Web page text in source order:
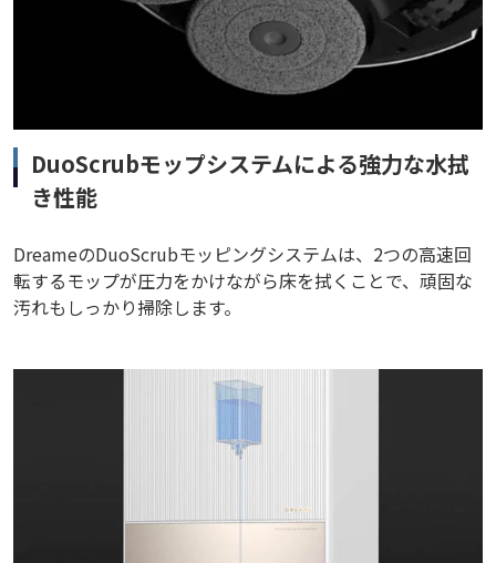
DuoScrubモップシステムによる強力な水拭
き性能
DreameのDuoScrubモッピングシステムは、2つの高速回
転するモップが圧力をかけながら床を拭くことで、頑固な
汚れもしっかり掃除します。